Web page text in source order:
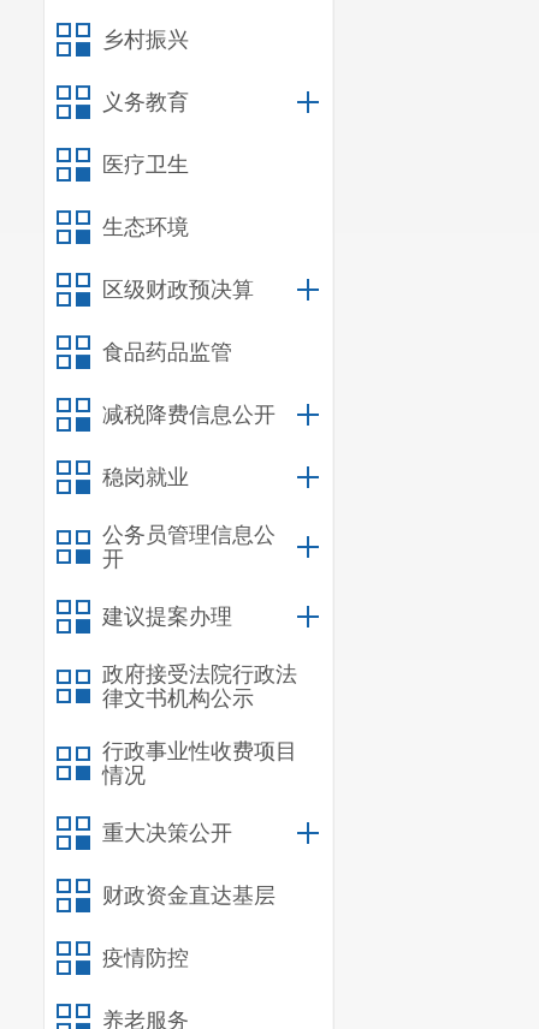
乡村振兴
义务教育
医疗卫生
生态环境
区级财政预决算
食品药品监管
减税降费信息公开
稳岗就业
公务员管理信息公
开
建议提案办理
政府接受法院行政法
律文书机构公示
行政事业性收费项目
情况
重大决策公开
财政资金直达基层
疫情防控
养老服务